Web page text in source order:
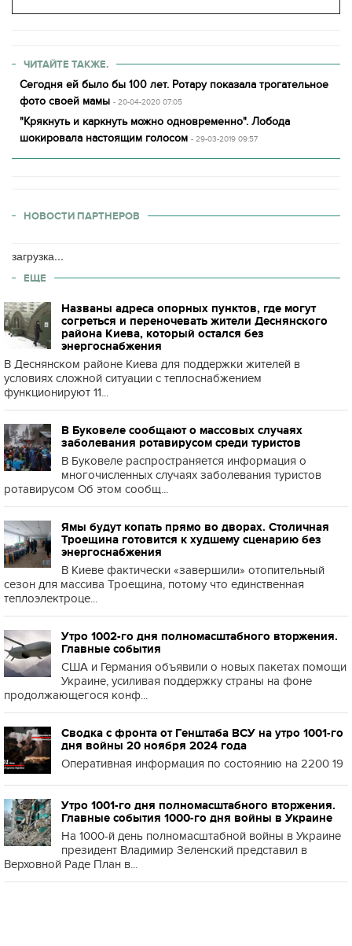
ЧИТАЙТЕ ТАКЖЕ.
Сегодня ей было бы 100 лет. Ротару показала трогательное
фото своей мамы - 20-04-2020 07:05
"Крякнуть и каркнуть можно одновременно". Лобода
шокировала настоящим голосом - 29-03-2019 09:57
НОВОСТИ ПАРТНЕРОВ
загрузка...
ЕЩЕ
Названы адреса опорных пунктов, где могут
согреться и переночевать жители Деснянского
района Киева, который остался без
энергоснабжения
В Деснянском районе Киева для поддержки жителей в
условиях сложной ситуации с теплоснабжением
функционируют 11...
В Буковеле сообщают о массовых случаях
заболевания ротавирусом среди туристов
В Буковеле распространяется информация о
многочисленных случаях заболевания туристов
ротавирусом Об этом сообщ...
Ямы будут копать прямо во дворах. Столичная
Троещина готовится к худшему сценарию без
энергоснабжения
В Киеве фактически «завершили» отопительный
сезон для массива Троещина, потому что единственная
теплоэлектроце...
Утро 1002-го дня полномасштабного вторжения.
Главные события
США и Германия объявили о новых пакетах помощи
Украине, усиливая поддержку страны на фоне
продолжающегося конф...
Сводка с фронта от Генштаба ВСУ на утро 1001-го
дня войны 20 ноября 2024 года
Оперативная информация по состоянию на 2200 19
Утро 1001-го дня полномасштабного вторжения.
Главные события 1000-го дня войны в Украине
На 1000-й день полномасштабной войны в Украине
президент Владимир Зеленский представил в
Верховной Раде План в...